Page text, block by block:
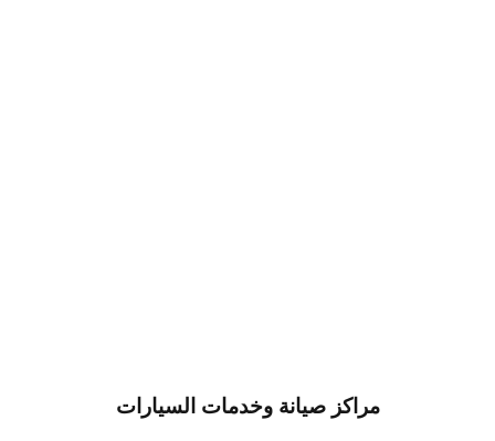
مراكز صيانة وخدمات السيارات